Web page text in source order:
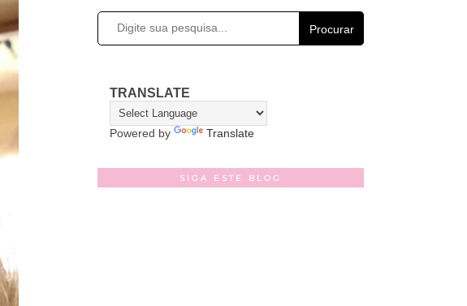
Procurar
TRANSLATE
Powered by Translate
SIGA ESTE BLOG